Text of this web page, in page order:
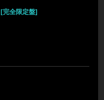
完全限定盤]